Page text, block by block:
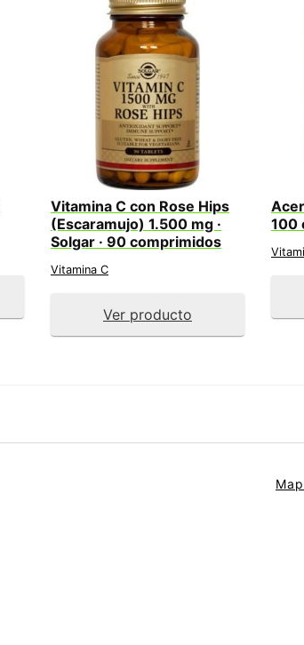
Vitamina C con Rose Hips
(Escaramujo) 1.500 mg ·
Solgar · 90 comprimidos
Vitamina C
Ver producto
100